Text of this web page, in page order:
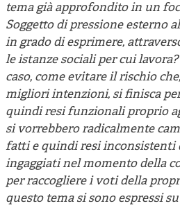
Impresa sociale e democrazia
Acini di fuoco - Dossier
Valutazione e dintorni
tema già approfondito in un
Soggetto di pressione esterno
in grado di esprimere,
le istanze sociali per cui
caso, come evitare il rischio
migliori intenzioni, si finisca
quindi resi funzionali proprio
si vorrebbero radicalmente
fatti e quindi resi inconsistenti
ingaggiati nel momento della
per raccogliere i voti della
questo tema si sono espressi